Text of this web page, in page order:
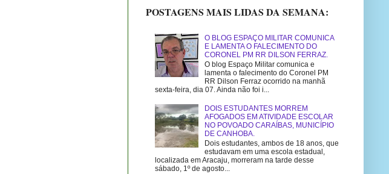
POSTAGENS MAIS LIDAS DA SEMANA:
O BLOG ESPAÇO MILITAR COMUNICA
E LAMENTA O FALECIMENTO DO
CORONEL PM RR DILSON FERRAZ.
O blog Espaço Militar comunica e
lamenta o falecimento do Coronel PM
RR Dilson Ferraz ocorrido na manhã
sexta-feira, dia 07. Ainda não foi i...
DOIS ESTUDANTES MORREM
AFOGADOS EM ATIVIDADE ESCOLAR
NO POVOADO CARAÍBAS, MUNICÍPIO
DE CANHOBA.
Dois estudantes, ambos de 18 anos, que
estudavam em uma escola estadual,
localizada em Aracaju, morreram na tarde desse
sábado, 1º de agosto...